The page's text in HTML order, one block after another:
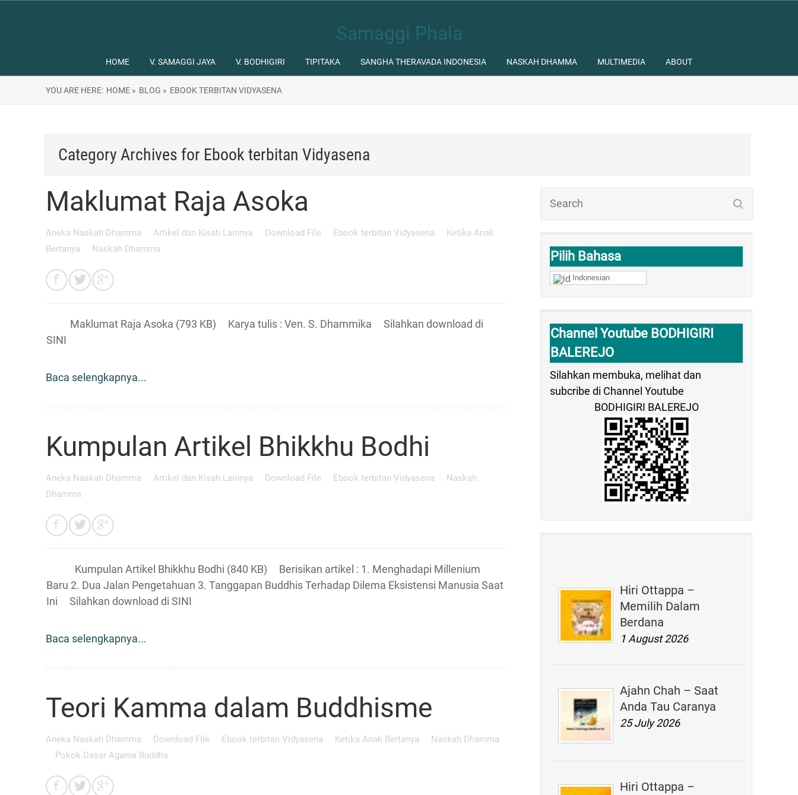
Samaggi Phala
HOME V. SAMAGGI JAYA V. BODHIGIRI TIPITAKA SANGHA THERAVADA INDONESIA NASKAH DHAMMA MULTIMEDIA ABOUT
YOU ARE HERE: HOME » BLOG » EBOOK TERBITAN VIDYASENA
Category Archives for Ebook terbitan Vidyasena
Maklumat Raja Asoka
Aneka Naskah Dhamma Artikel dan Kisah Lainnya Download File Ebook terbitan Vidyasena
Ketika Anak
Bertanya
Naskah Dhamma
Maklumat Raja Asoka (793 KB) Karya tulis : Ven. S. Dhammika Silahkan download di
SINI
Baca selengkapnya...
Kumpulan Artikel Bhikkhu Bodhi
Aneka Naskah Dhamma Artikel dan Kisah Lainnya Download File Ebook terbitan Vidyasena
Naskah
Dhamma
Kumpulan Artikel Bhikkhu Bodhi (840 KB) Berisikan artikel : 1. Menghadapi Millenium
Baru 2. Dua Jalan Pengetahuan 3. Tanggapan Buddhis Terhadap Dilema Eksistensi Manusia Saat
Ini Silahkan download di SINI
Baca selengkapnya...
Teori Kamma dalam Buddhisme
Aneka Naskah Dhamma Download File Ebook terbitan Vidyasena Ketika Anak Bertanya
Naskah Dhamma
Pokok Dasar Agama Buddha
Pilih Bahasa
Indonesian
Channel Youtube BODHIGIRI
BALEREJO
Silahkan membuka, melihat dan
subcribe di Channel Youtube
BODHIGIRI BALEREJO
Hiri Ottappa –
Memilih Dalam
Berdana
1 August 2026
Ajahn Chah – Saat
Anda Tau Caranya
25 July 2026
Hiri Ottappa –